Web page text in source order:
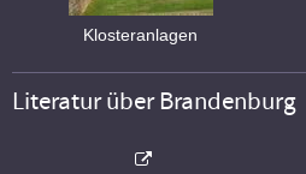
Klosteranlagen
Literatur über Brandenburg